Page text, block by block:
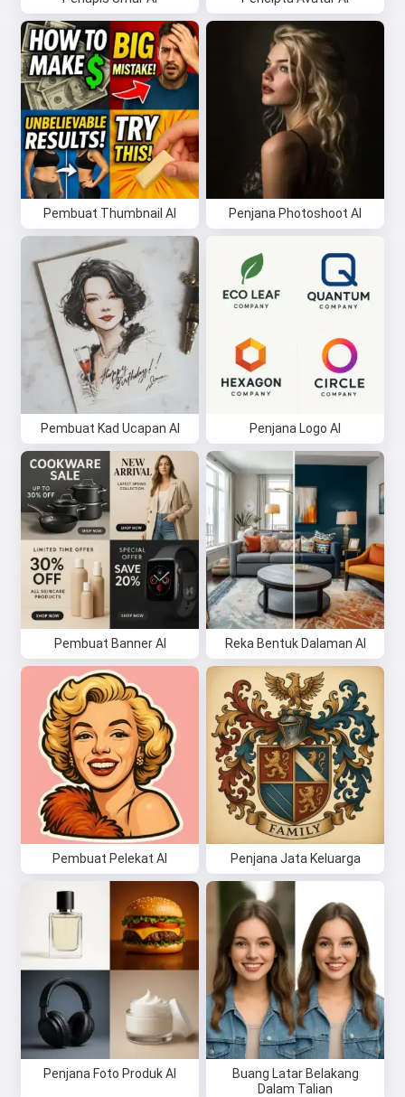
Pembuat Thumbnail AI Penjana Photoshoot AI
Pembuat Kad Ucapan AI Penjana Logo AI
Pembuat Banner AI Reka Bentuk Dalaman AI
Pembuat Pelekat AI Penjana Jata Keluarga
Penjana Foto Produk AI
Buang Latar Belakang
Dalam Talian
Hai 👋
Saya boleh mencipta lagu, menulis
puisi dan ucapan tahniah 🥰
Cuba secara percuma
Syarat Perkhidmatan,